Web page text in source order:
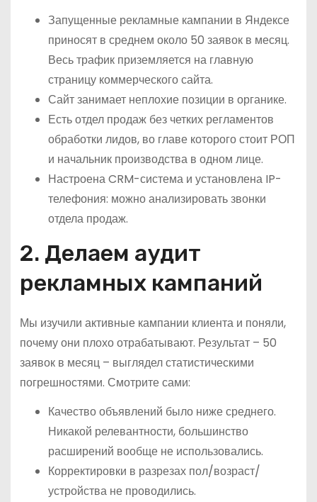
Запущенные рекламные кампании в Яндексе
приносят в среднем около 50 заявок в месяц.
Весь трафик приземляется на главную
страницу коммерческого сайта.
Сайт занимает неплохие позиции в органике.
Есть отдел продаж без четких регламентов
обработки лидов, во главе которого стоит РОП
и начальник производства в одном лице.
Настроена CRM-система и установлена IP-
телефония: можно анализировать звонки
отдела продаж.
2. Делаем аудит
рекламных кампаний
Мы изучили активные кампании клиента и поняли,
почему они плохо отрабатывают. Результат – 50
заявок в месяц – выглядел статистическими
погрешностями. Смотрите сами:
Качество объявлений было ниже среднего.
Никакой релевантности, большинство
расширений вообще не использовались.
Корректировки в разрезах пол/возраст/
устройства не проводились.